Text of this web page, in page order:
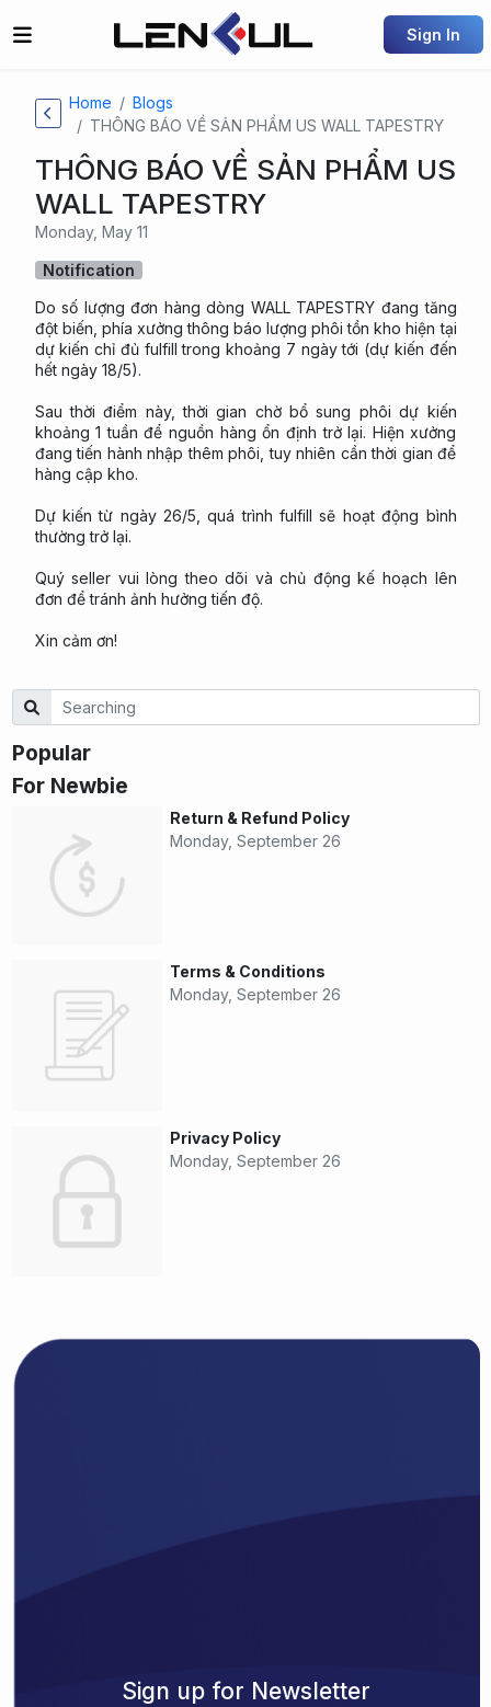
Sign In
Home
Blogs
THÔNG BÁO VỀ SẢN PHẨM US WALL TAPESTRY
THÔNG BÁO VỀ SẢN PHẨM US
WALL TAPESTRY
Monday, May 11
Notification
Do số lượng đơn hàng dòng WALL TAPESTRY đang tăng
đột biến, phía xưởng thông báo lượng phôi tồn kho hiện tại
dự kiến chỉ đủ fulfill trong khoảng 7 ngày tới (dự kiến đến
hết ngày 18/5).
Sau thời điểm này, thời gian chờ bổ sung phôi dự kiến
khoảng 1 tuần để nguồn hàng ổn định trở lại. Hiện xưởng
đang tiến hành nhập thêm phôi, tuy nhiên cần thời gian để
hàng cập kho.
Dự kiến từ ngày 26/5, quá trình fulfill sẽ hoạt động bình
thường trở lại.
Quý seller vui lòng theo dõi và chủ động kế hoạch lên
đơn để tránh ảnh hưởng tiến độ.
Xin cảm ơn!
Popular
For Newbie
Return & Refund Policy
Monday, September 26
Terms & Conditions
Monday, September 26
Privacy Policy
Monday, September 26
Sign up for Newsletter